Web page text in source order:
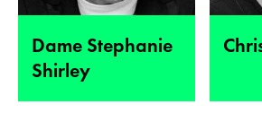
Dame Stephanie
Shirley